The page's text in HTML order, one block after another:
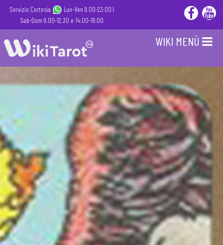
Servizio Cortesia
Lun-Ven 9.00-23:00 |
Sab-Dom 9.00-12.30 e 14:00-19:00
WIKI MENÙ